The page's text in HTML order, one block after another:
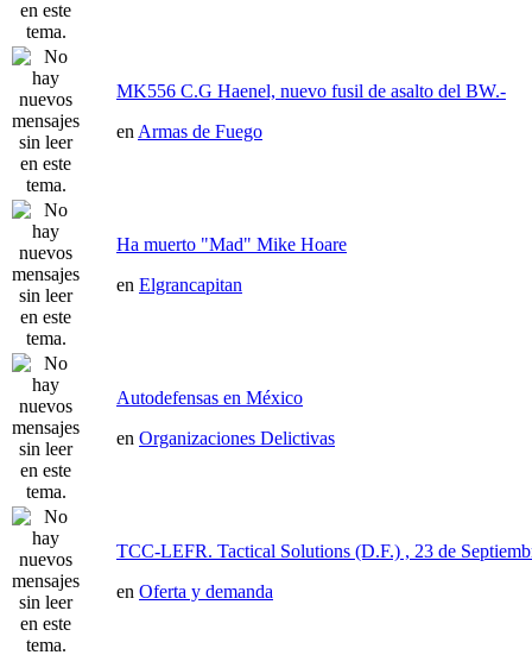
MK556 C.G Haenel, nuevo fusil de asalto del BW.-
en Armas de Fuego
Ha muerto "Mad" Mike Hoare
en Elgrancapitan
Autodefensas en México
en Organizaciones Delictivas
TCC-LEFR. Tactical Solutions (D.F.) , 23 de
en Oferta y demanda